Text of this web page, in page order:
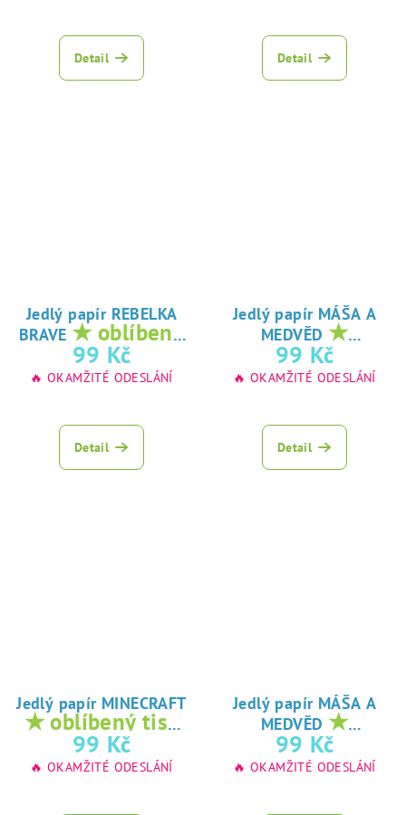
Detail Detail
Jedlý papír REBELKA
BRAVE ★ oblíbený
tisk na jedlý
papír
99 Kč
🔥 OKAMŽITÉ ODESLÁNÍ
Detail
Jedlý papír MÁŠA A
MEDVĚD ★
oblíbený tisk na
jedlý papír
99 Kč
🔥 OKAMŽITÉ ODESLÁNÍ
Detail
Jedlý papír MINECRAFT
★ oblíbený tisk
na jedlý papír
99 Kč
🔥 OKAMŽITÉ ODESLÁNÍ
Jedlý papír MÁŠA A
MEDVĚD ★
oblíbený tisk na
jedlý papír
99 Kč
🔥 OKAMŽITÉ ODESLÁNÍ